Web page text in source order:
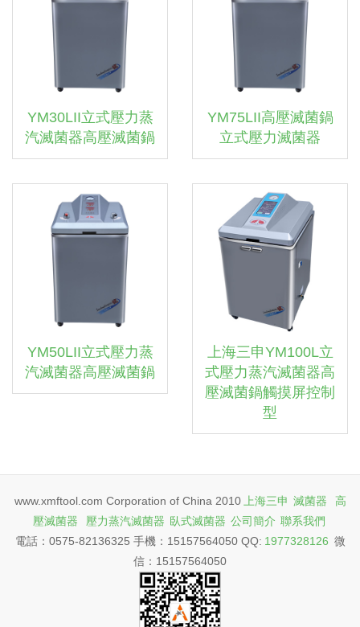
YM30LII立式壓力蒸
汽滅菌器高壓滅菌鍋
YM75LII高壓滅菌鍋
立式壓力滅菌器
YM50LII立式壓力蒸
汽滅菌器高壓滅菌鍋
上海三申YM100L立
式壓力蒸汽滅菌器高
壓滅菌鍋觸摸屏控制
型
www.xmftool.com Corporation of China 2010 上海三申 滅菌器
高
壓滅菌器
壓力蒸汽滅菌器 臥式滅菌器 公司簡介 聯系我們
電話：0575-82136325 手機：15157564050 QQ: 1977328126 微
信：15157564050